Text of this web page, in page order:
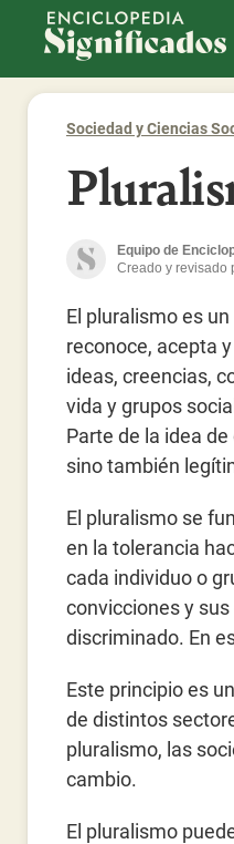
Enciclopedia Significados
Sociedad y Ciencias
Equipo de
Creado y revisado
El pluralismo es
reconoce, acepta
ideas, creencias,
vida y grupos
Parte de la idea
sino también
El pluralismo se
en la tolerancia
cada individuo o
convicciones y
discriminado. En
Este principio es
de distintos
pluralismo, las
cambio.
El pluralismo